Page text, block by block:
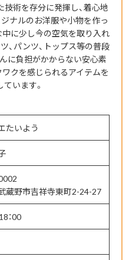
術を存分に発揮し、着心地
ナルのお洋服や小物を作っ
に少し今の空気を取り入れ
、パンツ、トップス等の普段
に負担がかからない安心素
クを感じられるアイテムを
います。
たいよう
蔵野市吉祥寺東町2-24-27
：00